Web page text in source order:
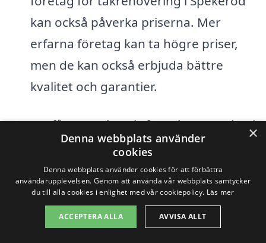
kan också påverka priserna. Mer
erfarna företag kan ta högre priser,
men de kan också erbjuda bättre
kvalitet och garantier.
För att få ett exakt pris för takrenovering i
Spekeröd är det en bra idé att jämföra
flera olika offerter. Genom att använda
plattformar som takrenovering-pris.se
kan du enkelt få kontakt med lokala
företag som erbjuder
×
Denna webbplats använder
cookies
Denna webbplats använder cookies för att förbättra
användarupplevelsen. Genom att använda vår webbplats samtycker
du till alla cookies i enlighet med vår cookiepolicy. Läs mer
ACCEPTERA ALLA AVVISA ALLT